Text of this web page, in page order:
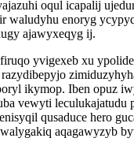
oqul icapalij
waludyhu enoryg
ajawyxeqyg ij.
yvigexeb xu
ikymop. Iben opuz
vewyti leculukajatudu
qusaduce hero
aqagawyzyb